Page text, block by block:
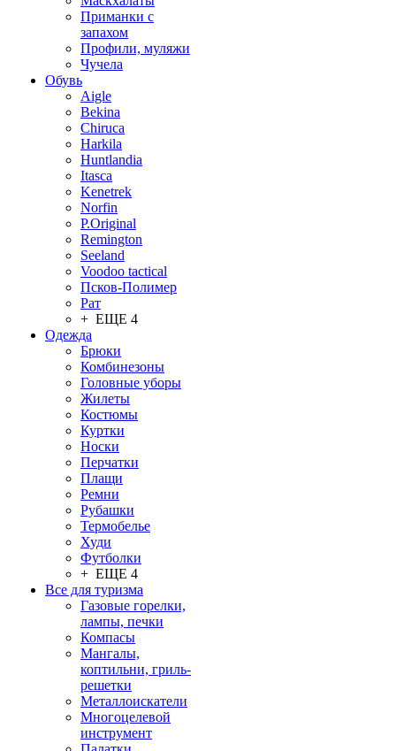
Приманки с
запахом
Профили, муляжи
Чучела
Обувь
Aigle
Bekina
Chiruсa
Harkila
Huntlandia
Itasca
Kenetrek
Norfin
P.Original
Remington
Seeland
Voodoo tactical
Псков-Полимер
Рат
+ ЕЩЕ 4
Одежда
Брюки
Комбинезоны
Головные уборы
Жилеты
Костюмы
Куртки
Носки
Перчатки
Плащи
Ремни
Рубашки
Термобелье
Худи
Футболки
+ ЕЩЕ 4
Все для туризма
Газовые горелки,
лампы, печки
Компасы
Мангалы,
коптильни, гриль-
решетки
Металлоискатели
Многоцелевой
инструмент